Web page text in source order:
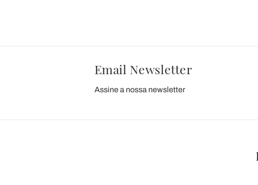
Email Newsletter
Assine a nossa newsletter